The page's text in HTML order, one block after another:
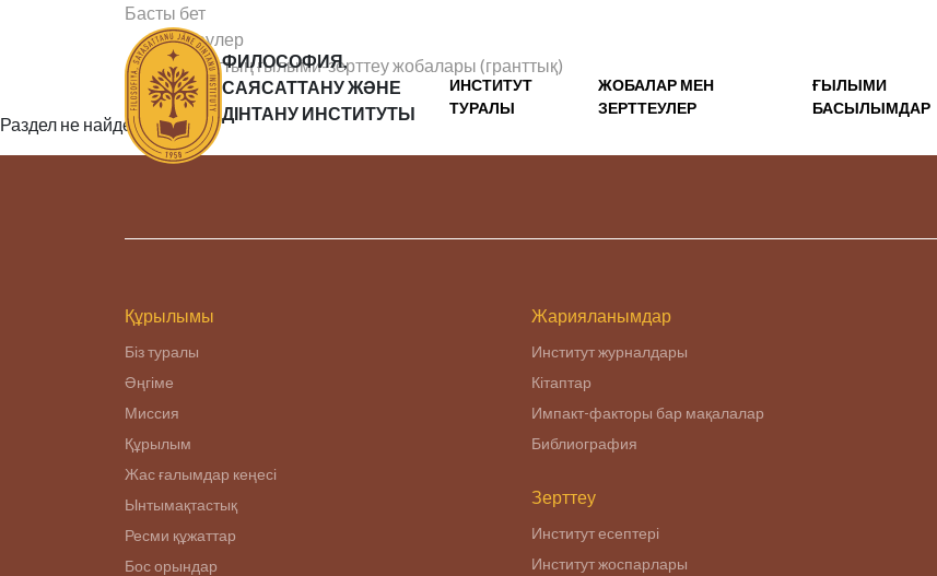
ФИЛОСОФИЯ,
САЯСАТТАНУ ЖӘНЕ
ДІНТАНУ ИНСТИТУТЫ
ИНСТИТУТ
ТУРАЛЫ
ЖОБАЛАР МЕН
ЗЕРТТЕУЛЕР
ҒЫЛЫМИ
БАСЫЛЫМДАР
Басты бет
Зерттеулер
Институттың ғылыми-зерттеу жобалары (гранттық)
Раздел не найден
Құрылымы
Біз туралы
Әңгіме
Миссия
Құрылым
Жас ғалымдар кеңесі
Ынтымақтастық
Ресми құжаттар
Бос орындар
Жарияланымдар
Институт журналдары
Кітаптар
Импакт-факторы бар мақалалар
Библиография
Зерттеу
Институт есептері
Институт жоспарлары